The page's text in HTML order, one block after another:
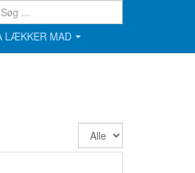
LÆKKER MAD
Vis
#